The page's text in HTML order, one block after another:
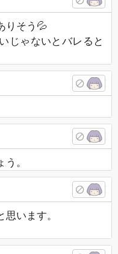
りそう💦
じゃないとバレると
。
います。